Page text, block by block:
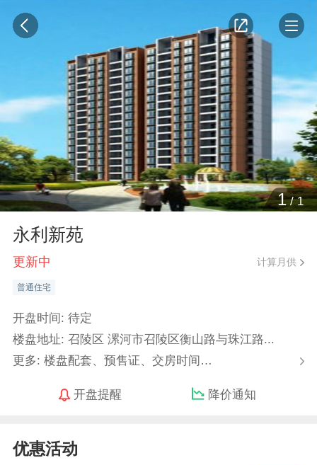
1/1
永利新苑
更新中 计算月供
普通住宅
开盘时间: 待定
楼盘地址: 召陵区 漯河市召陵区衡山路与珠江路...
更多: 楼盘配套、预售证、交房时间…
开盘提醒 降价通知
优惠活动